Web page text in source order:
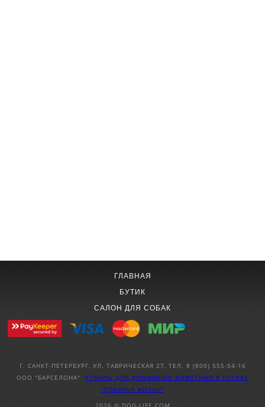
ГЛАВНАЯ
БУТИК
САЛОН ДЛЯ СОБАК
Г. САНКТ-ПЕТЕРБУРГ, УЛ. ТАВРИЧЕСКАЯ 27, ТЕЛ. 8 (800) 555-54-16
ООО "БАРСЕЛОНА" ТОВАРЫ ДЛЯ ДОМАШНИХ ЖИВОТНЫХ В БУТИКЕ
"СОБАЧЬЯ ЖИЗНЬ"
2026 © DOG-LIFE.COM